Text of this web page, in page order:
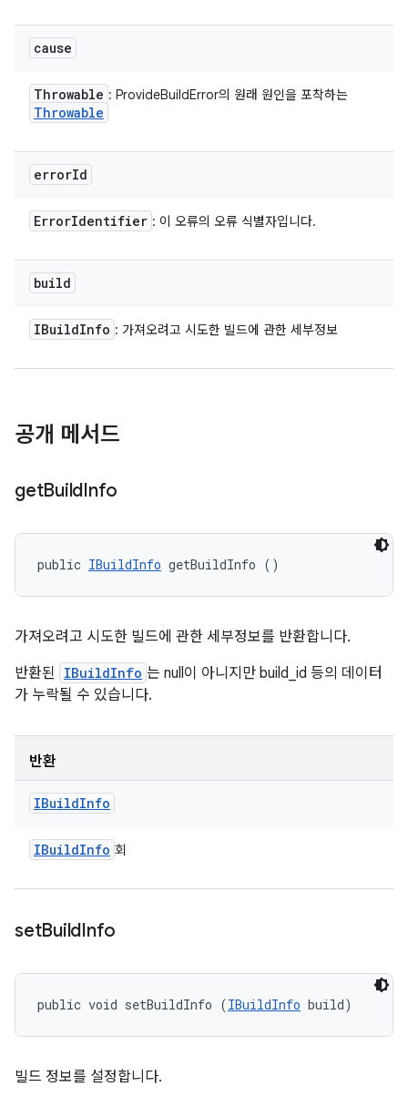
cause
Throwable : ProvideBuildError의 원래 원인을 포착하는
Throwable
errorId
ErrorIdentifier : 이 오류의 오류 식별자입니다.
build
IBuildInfo : 가져오려고 시도한 빌드에 관한 세부정보
공개 메서드
getBuildInfo
public IBuildInfo getBuildInfo ()
가져오려고 시도한 빌드에 관한 세부정보를 반환합니다.
반환된 IBuildInfo 는 null이 아니지만 build_id 등의 데이터
가 누락될 수 있습니다.
반환
IBuildInfo
IBuildInfo 회
setBuildInfo
public void setBuildInfo (IBuildInfo build)
빌드 정보를 설정합니다.